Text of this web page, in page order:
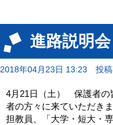
進路説明会
2018年04月23日 13:23 投
4月21日（土） 保護者の
者の方々に来ていただき
担教員、「大学・短大・